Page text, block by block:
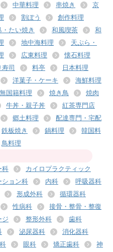
中華料理 串焼き
京
割ぽう
創作料理
たい焼き 和風喫茶
和
地中海料理
天ぷら・
広東料理
懐石料理
司 料亭
日本料理
洋菓子・ケーキ
海鮮料理
無国籍料理 焼き鳥
焼肉
牛丼・親子丼
紅茶専門店
郷土料理
配達専門・宅配
鉄板焼き 鍋料理
韓国料
鳥料理
科
カイロプラクティック
ション科 内科
呼吸器科
形成外科
循環器科
性病科
接骨・整骨・整復
ジ 整形外科
歯科
泌尿器科
消化器科
眼科 矯正歯科
神